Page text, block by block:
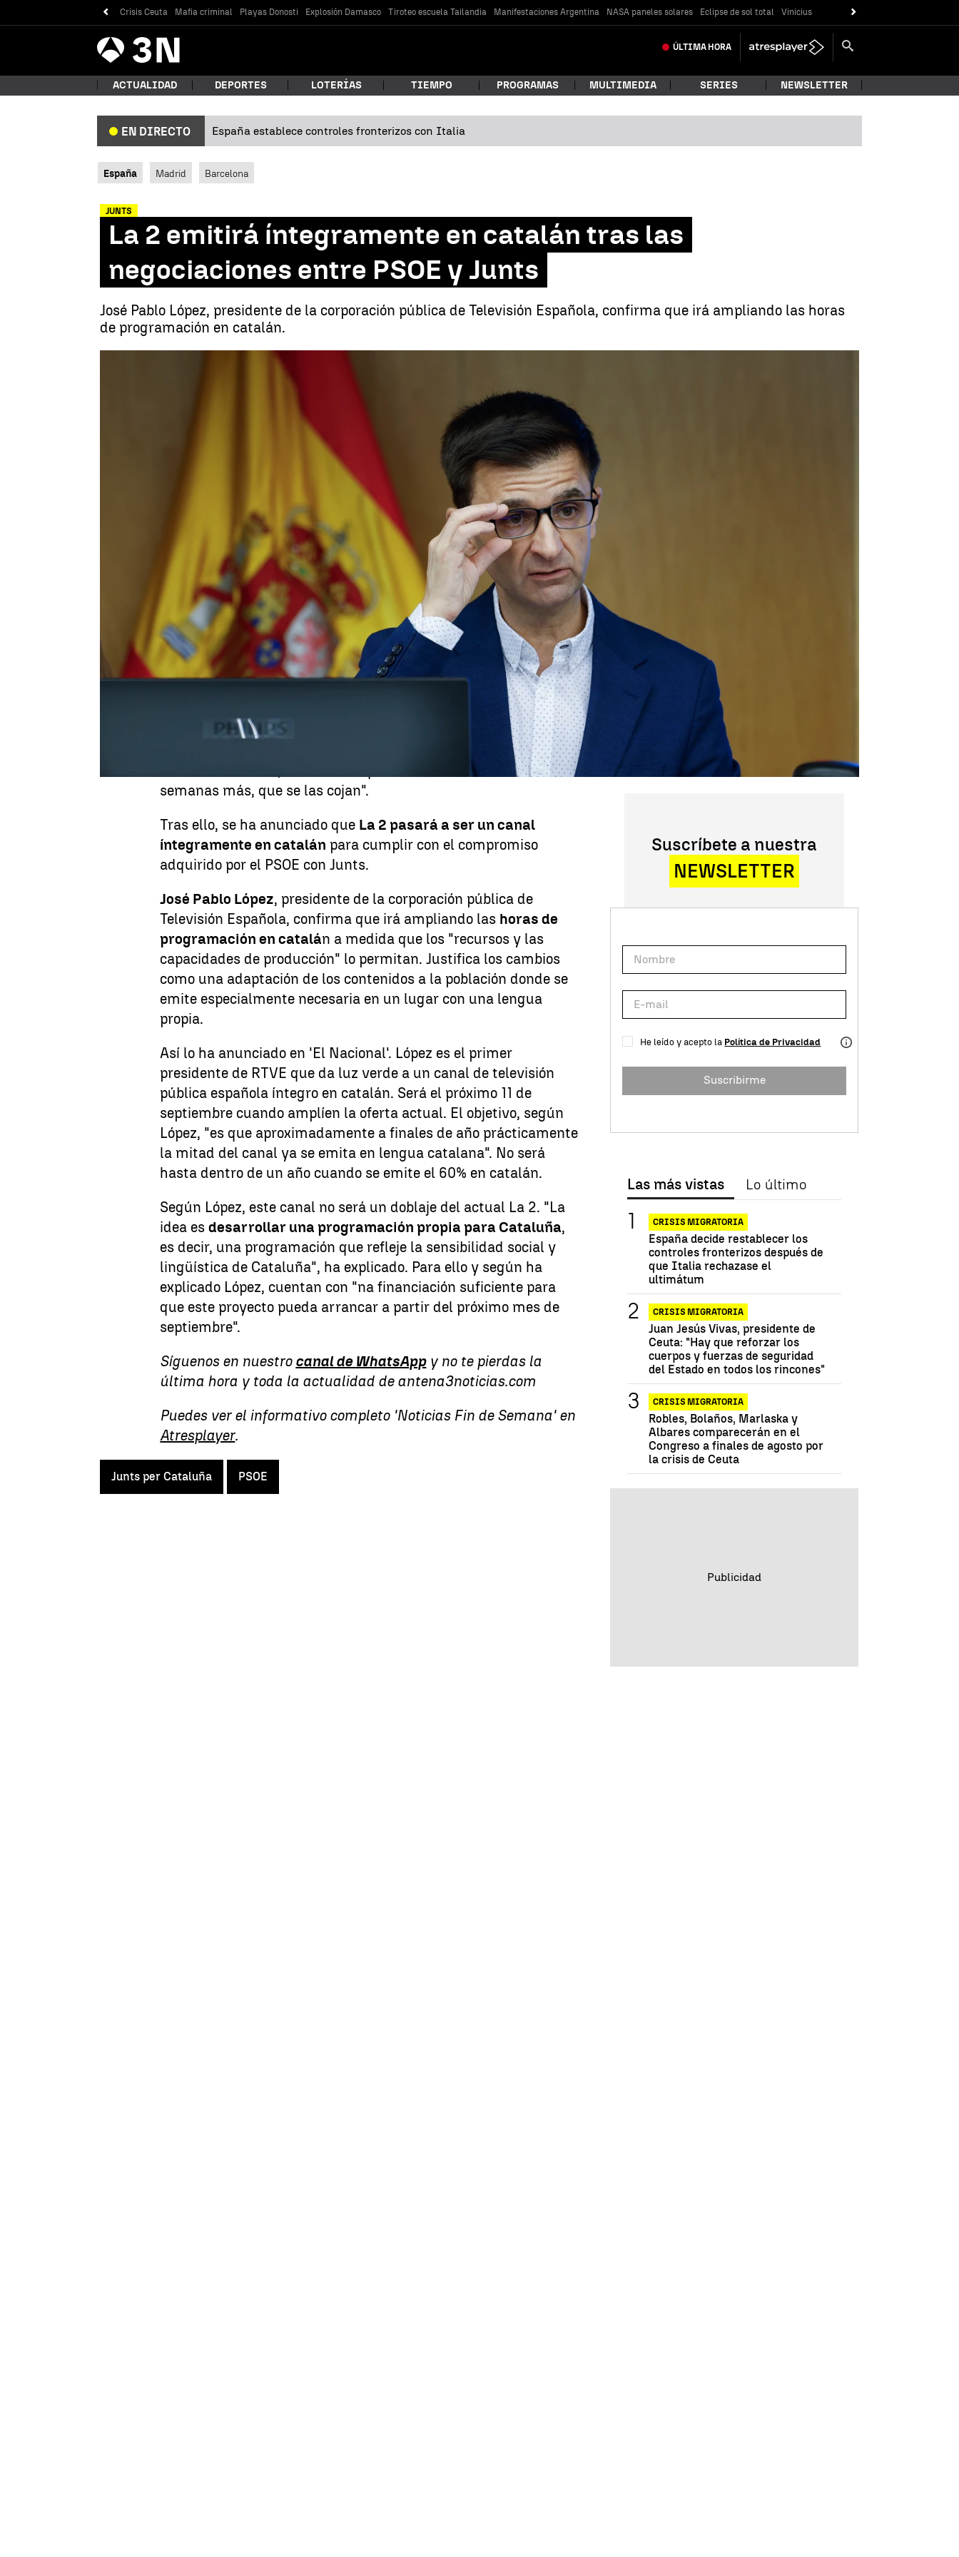
Crisis Ceuta Mafia criminal Playas Donosti Explosión Damasco Tiroteo escuela Tailandia Manifestaciones Argentina NASA paneles solares Eclipse de sol total Vinicius
Antena
3 Noticias ÚLTIMA HORA
ACTUALIDAD DEPORTES LOTERÍAS TIEMPO PROGRAMAS MULTIMEDIA SERIES NEWSLETTER
EN DIRECTO España establece controles fronterizos con Italia
España Madrid Barcelona
JUNTS
La 2 emitirá íntegramente en catalán tras las
negociaciones entre PSOE y Junts
José Pablo López, presidente de la corporación pública de Televisión Española, confirma que irá ampliando las horas
de programación en catalán.
Neila Gallego
Publicado: 29 de junio de 2025, 14:26 WhatsappFacebook
X Linkedin
El Gobierno trata de mantener el apoyo de sus socios de
investidura. ERC logró que se retomaran las negociaciones de la
para este14 de
nuevo modelo de
financiación para Cataluña
PSOEno
atraviesa ahora su "mejor momento" para tomar "decisiones
valientes". Por ello, ha indicado que "si necesitan unos días o
semanas más, que se las cojan".
Tras ello, se ha anunciado que La 2 pasará a ser un canal
íntegramente en catalán para cumplir con el compromiso
adquirido por el PSOE con Junts.
José Pablo López, presidente de la corporación pública de
Televisión Española, confirma que irá ampliando las horas de
programación en catalán a medida que los "recursos y las
capacidades de producción" lo permitan. Justifica los cambios
como una adaptación de los contenidos a la población donde se
emite especialmente necesaria en un lugar con una lengua
propia.
Así lo ha anunciado en 'El Nacional'. López es el primer
presidente de RTVE que da luz verde a un canal de televisión
pública española íntegro en catalán. Será el próximo 11 de
septiembre cuando amplíen la oferta actual. El objetivo, según
López, "es que aproximadamente a finales de año prácticamente
la mitad del canal ya se emita en lengua catalana". No será
hasta dentro de un año cuando se emite el 60% en catalán.
Según López, este canal no será un doblaje del actual La 2. "La
idea esdesarrollar una programación propia para Cataluña,
es decir, una programación que refleje la sensibilidad social y
lingüística de Cataluña", ha explicado. Para ello y según ha
explicado López, cuentan con "na financiación suficiente para
que este proyecto pueda arrancar a partir del próximo mes de
septiembre".
Síguenos en nuestro canal de WhatsAppy no te pierdas la
última hora y toda la actualidad de antena3noticias.com
Puedes ver el informativo completo 'Noticias Fin de Semana' en
Atresplayer.
Junts per Cataluña PSOE
Suscríbete a nuestra
NEWSLETTER
He leído y acepto la Política de Privacidad
Suscribirme
Las más vistas Lo último
CRISIS MIGRATORIA
España decide restablecer los
controles fronterizos después de
que Italia rechazase el
ultimátum
CRISIS MIGRATORIA
Juan Jesús Vivas, presidente de
Ceuta: "Hay que reforzar los
cuerpos y fuerzas de seguridad
del Estado en todos los rincones"
CRISIS MIGRATORIA
Robles, Bolaños, Marlaska y
Albares comparecerán en el
Congreso a finales de agosto por
la crisis de Ceuta